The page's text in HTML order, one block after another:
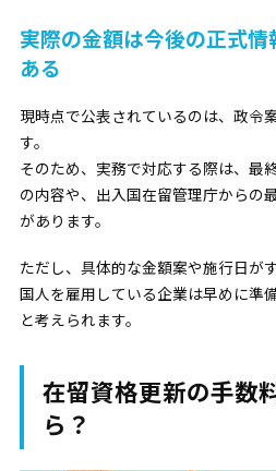
実際の金額は今後の正式
ある
現時点で公表されているのは、政令
す。
そのため、実務で対応する際は、最
の内容や、出入国在留管理庁からの
があります。
ただし、具体的な金額案や施行日が
国人を雇用している企業は早めに準
と考えられます。
在留資格更新の手数
ら？